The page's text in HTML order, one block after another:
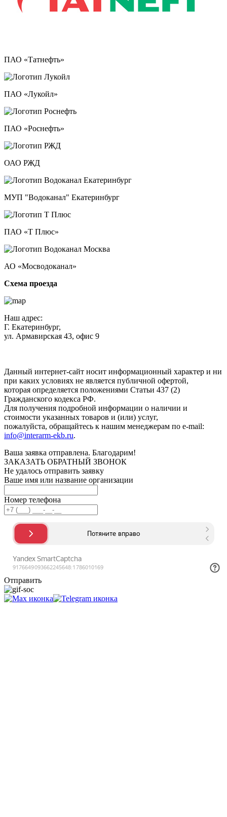
ПАО «Татнефть»
ПАО «Лукойл»
ПАО «Роснефть»
ОАО РЖД
МУП "Водоканал" Екатеринбург
ПАО «Т Плюс»
АО «Мосводоканал»
Схема проезда
Наш адрес:
Г. Екатеринбург,
ул. Армавирская 43, офис 9
Данный интернет-сайт носит информационный характер и ни
при каких условиях не является публичной офертой,
которая определяется положениями Статьи 437 (2)
Гражданского кодекса РФ.
Для получения подробной информации о наличии и
стоимости указанных товаров и (или) услуг,
пожалуйста, обращайтесь к нашим менеджерам по e-mail:
info@interarm-ekb.ru.
Ваша заявка отправлена. Благодарим!
ЗАКАЗАТЬ ОБРАТНЫЙ ЗВОНОК
Не удалось отправить заявку
Ваше имя или название организации
Номер телефона
Отправить